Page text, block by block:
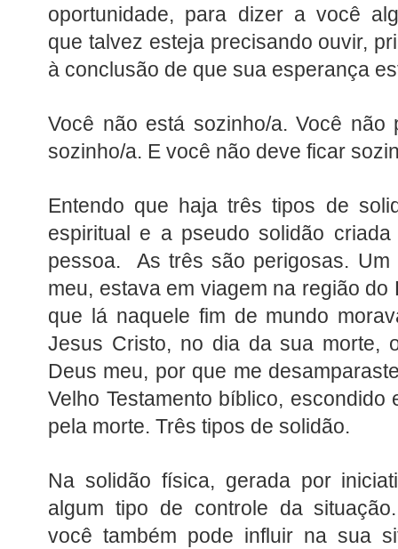
oportunidade, para dizer a você
que talvez esteja precisando ouvir,
à conclusão de que sua esperança
Você não está sozinho/a. Você não
sozinho/a. E você não deve ficar
Entendo que haja três tipos de
espiritual e a pseudo solidão
pessoa. As três são perigosas. Um
meu, estava em viagem na região
que lá naquele fim de mundo
Jesus Cristo, no dia da sua morte,
Deus meu, por que me
Velho Testamento bíblico, escondido
pela morte. Três tipos de solidão.
Na solidão física, gerada por
algum tipo de controle da
você também pode influir na sua